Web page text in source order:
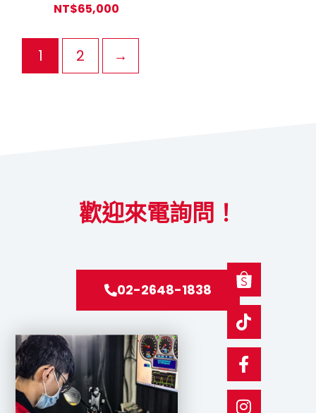
NT$65,000
1 2 →
歡迎來電詢問！
02-2648-1838